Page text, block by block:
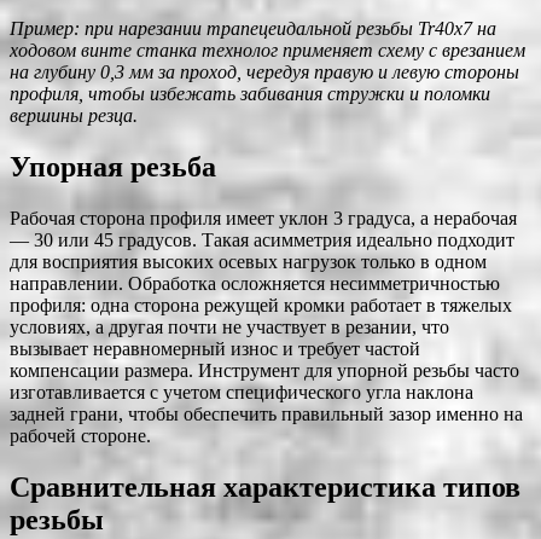
Пример: при нарезании трапецеидальной резьбы Tr40x7 на
ходовом винте станка технолог применяет схему с врезанием
на глубину 0,3 мм за проход, чередуя правую и левую стороны
профиля, чтобы избежать забивания стружки и поломки
вершины резца.
Упорная резьба
Рабочая сторона профиля имеет уклон 3 градуса, а нерабочая
— 30 или 45 градусов. Такая асимметрия идеально подходит
для восприятия высоких осевых нагрузок только в одном
направлении. Обработка осложняется несимметричностью
профиля: одна сторона режущей кромки работает в тяжелых
условиях, а другая почти не участвует в резании, что
вызывает неравномерный износ и требует частой
компенсации размера. Инструмент для упорной резьбы часто
изготавливается с учетом специфического угла наклона
задней грани, чтобы обеспечить правильный зазор именно на
рабочей стороне.
Сравнительная характеристика типов
резьбы